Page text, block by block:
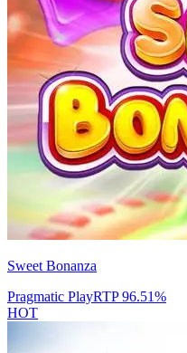
Sweet Bonanza
Pragmatic PlayRTP96.51%
HOT